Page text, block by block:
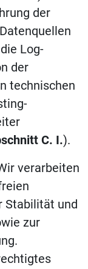
der
Log-
der
technischen
C. I.).
verarbeiten
Stabilität und
zur